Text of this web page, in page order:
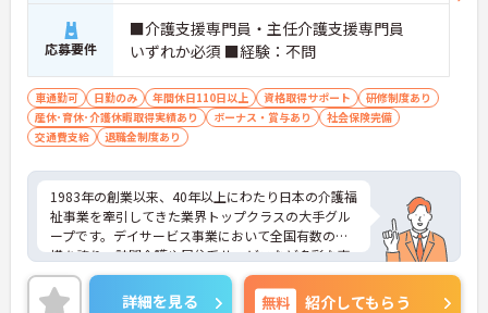
のサポートを受けられます
・一人ひとりの仕事量や状況に合わせて管理者が新
規の受け入れを調整するため業務過多にならず無理
・公的資格取得・自己啓発支援制度が整っており働
きながらケアマネジャーとしてのさらなるスキルア
ップを目指せます
【賞与過去実績最大105万円◎大手法人ならではの
充実した待遇や福利厚生が魅力です】
・実績最大105万円の賞与やプラン数手当、特定事
業所加算手当など日々の頑張りがしっかりと給与に
還元されます
・勤続3年以上で対象となる退職金制度や宿泊費補
助などが受けられる独自の福利厚生制度ツクイPLUS
を完備しています
応募要件
■介護支援専門員・主任介護支援専門員
いずれか必須 ■経験：不問
車通勤可 日勤のみ 年間休日110日以上 資格取得サポート
研修制度あり
産休･育休･介護休暇取得実績あり
ボーナス・賞与あり
社会保険完備
交通費支給
退職金制度あり
1983年の創業以来、40年以上にわたり日本の介護福
祉事業を牽引してきた業界トップクラスの大手グル
ープです。デイサービス事業において全国有数の規
模を誇り、訪問介護や居住系サービスなど多彩な事
業を展開することで、地域のあらゆるニーズにワン
ストップで応える体制を確立しています。ダイバー
詳細を見る 無料 紹介してもらう